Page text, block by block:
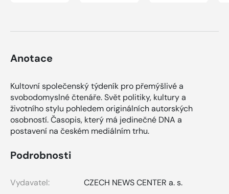
Anotace
Kultovní společenský týdeník pro přemýšlivé a
svobodomyslné čtenáře. Svět politiky, kultury a
životního stylu pohledem originálních autorských
osobností. Časopis, který má jedinečné DNA a
postavení na českém mediálním trhu.
Podrobnosti
Vydavatel:
CZECH NEWS CENTER a. s.